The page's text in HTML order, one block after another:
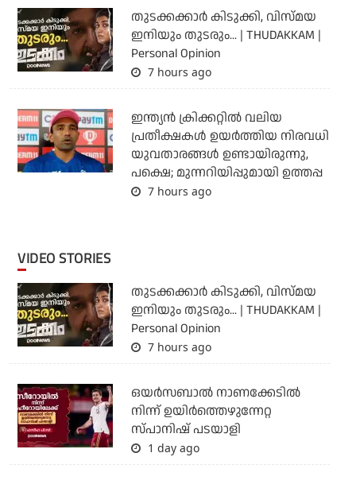
തുടക്കക്കാര്‍ കിടുക്കി, വിസ്മയ
ഇനിയും തുടരും... | THUDAKKAM |
Personal Opinion
7 hours ago
ഇന്ത്യന്‍ ക്രിക്കറ്റില്‍ വലിയ
പ്രതീക്ഷകള്‍ ഉയര്‍ത്തിയ നിരവധി
യുവതാരങ്ങള്‍ ഉണ്ടായിരുന്നു,
പക്ഷെ; മുന്നറിയിപ്പുമായി ഉത്തപ്പ
7 hours ago
VIDEO STORIES
തുടക്കക്കാര്‍ കിടുക്കി, വിസ്മയ
ഇനിയും തുടരും... | THUDAKKAM |
Personal Opinion
7 hours ago
ഒയര്‍സബാൽ നാണക്കേടിൽ
നിന്ന് ഉയിർത്തെഴുന്നേറ്റ
സ്പാനിഷ് പടയാളി
1 day ago